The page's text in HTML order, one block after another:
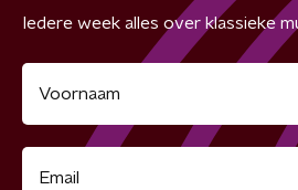
Iedere week alles over klassieke